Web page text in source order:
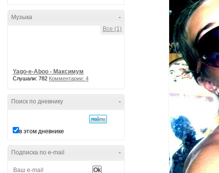
-
Музыка
Все (1)
Yago-e-Aboo - Максимум
Слушали: 782 Комментарии: 4
-
Поиск по дневнику
в этом дневнике
-
Подписка по e-mail